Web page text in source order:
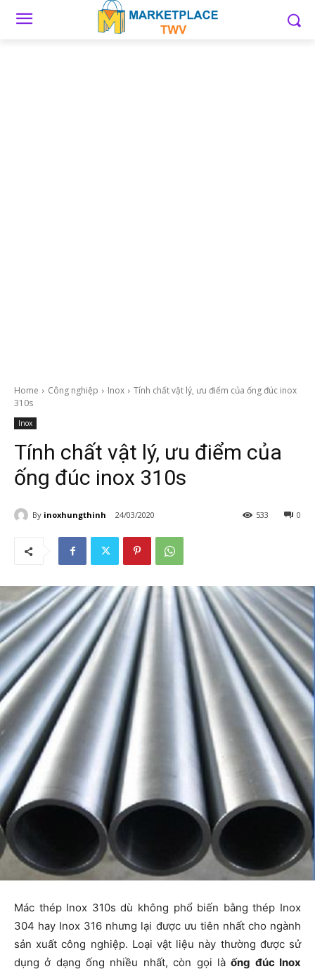
Home Công nghiệp Inox
Tính chất vật lý, ưu điểm của ống đúc inox
310s
Inox
Tính chất vật lý, ưu điểm của
ống đúc inox 310s
By inoxhungthinh 24/03/2020 0
533
Mác thép Inox 310s dù không phổ biến bằng thép Inox
304 hay Inox 316 nhưng lại được ưu tiên nhất cho ngành
sản xuất công nghiệp. Loại vật liệu này thường được sử
dụng ở dạng ống nhiều nhất, còn gọi làống đúc Inox